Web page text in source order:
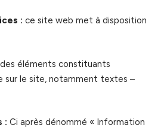
: ce site web met à disposition
éléments constituants
sur le site, notamment textes –
: Ci après dénommé « Information